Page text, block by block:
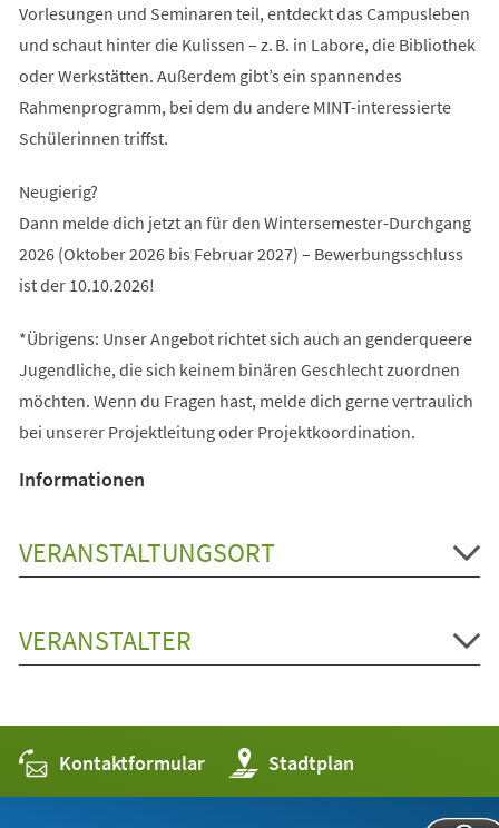
Vorlesungen und Seminaren teil, entdeckt das Campusleben
und schaut hinter die Kulissen – z. B. in Labore, die Bibliothek
oder Werkstätten. Außerdem gibt’s ein spannendes
Rahmenprogramm, bei dem du andere MINT-interessierte
Schülerinnen triffst.
Neugierig?
Dann melde dich jetzt an für den Wintersemester-Durchgang
2026 (Oktober 2026 bis Februar 2027) – Bewerbungsschluss
ist der 10.10.2026!
*Übrigens: Unser Angebot richtet sich auch an genderqueere
Jugendliche, die sich keinem binären Geschlecht zuordnen
möchten. Wenn du Fragen hast, melde dich gerne vertraulich
bei unserer Projektleitung oder Projektkoordination.
Informationen
VERANSTALTUNGSORT
VERANSTALTER
Kontaktformular Stadtplan
(Öffnet
in
einem